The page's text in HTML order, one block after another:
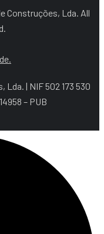
Construções, Lda. All
Lda. | NIF 502 173 530
– PUB